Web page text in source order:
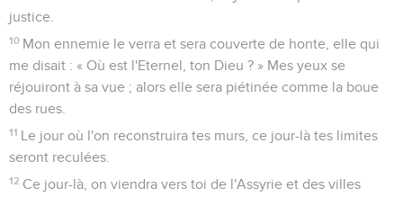
justice.
10 Mon ennemie le verra et sera couverte de honte, elle qui
me disait : « Où est l'Eternel, ton Dieu ? » Mes yeux se
réjouiront à sa vue ; alors elle sera piétinée comme la boue
des rues.
11 Le jour où l'on reconstruira tes murs, ce jour-là tes limites
seront reculées.
12 Ce jour-là, on viendra vers toi de l'Assyrie et des villes